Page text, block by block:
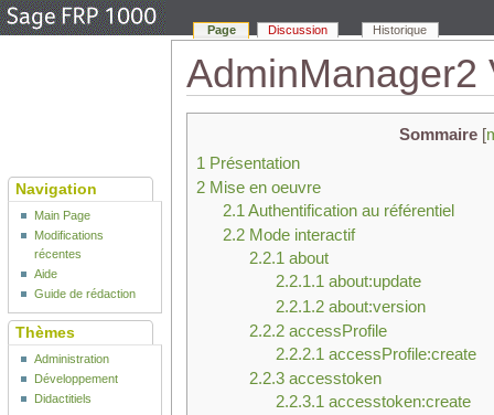
AdminManager2
Sommaire[
1 Présentation
2 Mise en oeuvre
2.1 Authentification au référentiel
2.2 Mode interactif
2.2.1 about
2.2.1.1 about:update
2.2.1.2 about:version
2.2.2 accessProfile
2.2.2.1 accessProfile:create
2.2.3 accesstoken
2.2.3.1 accesstoken:create
Page Discussion Historique
Navigation
Main Page
Modifications
récentes
Aide
Guide de rédaction
Thèmes
Administration
Développement
Didactitiels